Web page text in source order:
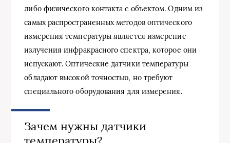
либо физического контакта с объектом. Одним из
самых распространенных методов оптического
измерения температуры является измерение
излучения инфракрасного спектра, которое они
испускают. Оптические датчики температуры
обладают высокой точностью, но требуют
специального оборудования для измерения.
Зачем нужны датчики